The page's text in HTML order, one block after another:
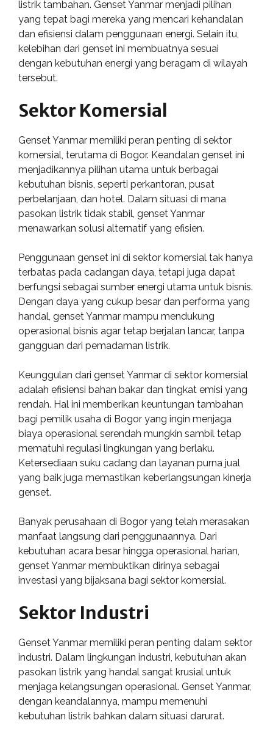
listrik tambahan. Genset Yanmar menjadi pilihan
yang tepat bagi mereka yang mencari kehandalan
dan efisiensi dalam penggunaan energi. Selain itu,
kelebihan dari genset ini membuatnya sesuai
dengan kebutuhan energi yang beragam di wilayah
tersebut.
Sektor Komersial
Genset Yanmar memiliki peran penting di sektor
komersial, terutama di Bogor. Keandalan genset ini
menjadikannya pilihan utama untuk berbagai
kebutuhan bisnis, seperti perkantoran, pusat
perbelanjaan, dan hotel. Dalam situasi di mana
pasokan listrik tidak stabil, genset Yanmar
menawarkan solusi alternatif yang efisien.
Penggunaan genset ini di sektor komersial tak hanya
terbatas pada cadangan daya, tetapi juga dapat
berfungsi sebagai sumber energi utama untuk bisnis.
Dengan daya yang cukup besar dan performa yang
handal, genset Yanmar mampu mendukung
operasional bisnis agar tetap berjalan lancar, tanpa
gangguan dari pemadaman listrik.
Keunggulan dari genset Yanmar di sektor komersial
adalah efisiensi bahan bakar dan tingkat emisi yang
rendah. Hal ini memberikan keuntungan tambahan
bagi pemilik usaha di Bogor yang ingin menjaga
biaya operasional serendah mungkin sambil tetap
mematuhi regulasi lingkungan yang berlaku.
Ketersediaan suku cadang dan layanan purna jual
yang baik juga memastikan keberlangsungan kinerja
genset.
Banyak perusahaan di Bogor yang telah merasakan
manfaat langsung dari penggunaannya. Dari
kebutuhan acara besar hingga operasional harian,
genset Yanmar membuktikan dirinya sebagai
investasi yang bijaksana bagi sektor komersial.
Sektor Industri
Genset Yanmar memiliki peran penting dalam sektor
industri. Dalam lingkungan industri, kebutuhan akan
pasokan listrik yang handal sangat krusial untuk
menjaga kelangsungan operasional. Genset Yanmar,
dengan keandalannya, mampu memenuhi
kebutuhan listrik bahkan dalam situasi darurat.